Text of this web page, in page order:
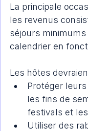
La principale
les revenus
séjours
calendrier en
Les hôtes
Protéger
les fins de
festivals et
Utiliser des